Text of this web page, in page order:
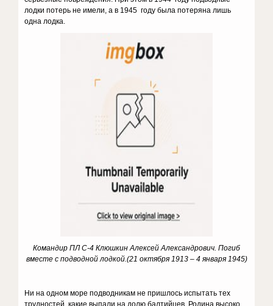
лодки потерь не имели, а в 1945 году была потеряна лишь
одна лодка.
Командир ПЛ С-4 Клюшкин Алексей Александрович. Погиб
вместе с подводной лодкой.(21 октября 1913 – 4 января 1945)
Ни на одном море подводникам не пришлось испытать тех
трудностей, какие выпали на долю балтийцев. Родина высоко